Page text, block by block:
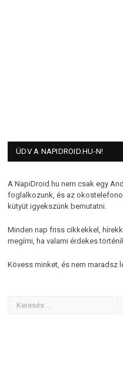
ÜDV A NAPIDROID.HU-N!
A NapiDroid.hu nem csak egy
foglalkozunk, és az
kütyüt igyekszünk bemutatni.
Minden nap friss cikkekkel,
megírni, ha valami érdekes
Kövess minket, és nem maradsz